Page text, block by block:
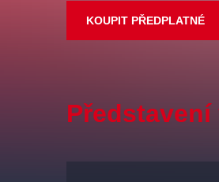
KOUPIT PŘEDPLATNÉ